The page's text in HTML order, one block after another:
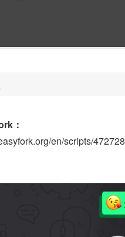
：
en/scripts/472728